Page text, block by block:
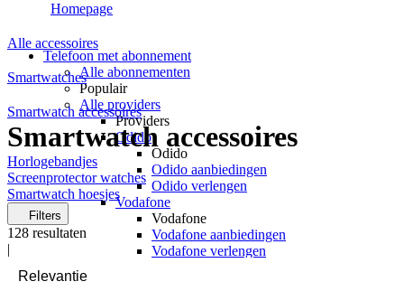
Telefoon met abonnement
Alle abonnementen
Populair
Alle providers
Providers
Odido
Odido
Odido aanbiedingen
Odido verlengen
Vodafone
Vodafone
Vodafone aanbiedingen
Vodafone verlengen
Homepage
Alle accessoires
Smartwatches
Smartwatch accessoires
Smartwatch accessoires
Horlogebandjes
Screenprotector watches
Smartwatch hoesjes
Filters
128 resultaten
|